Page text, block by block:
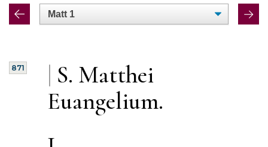
TEKSTER
MELODIER
|
871
S. Matthei
Euangelium.